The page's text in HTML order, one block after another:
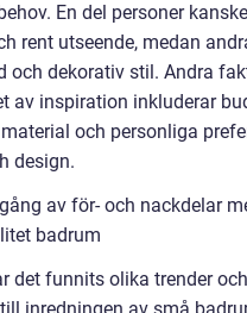
En del personer
rent utseende, medan
och dekorativ stil. Andra
av inspiration inkluderar
och personliga
design.
av för- och nackdelar
badrum
det funnits olika trender och